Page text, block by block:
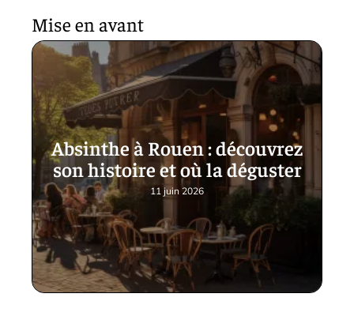
Mise en avant
Absinthe à Rouen : découvrez
son histoire et où la déguster
11 juin 2026